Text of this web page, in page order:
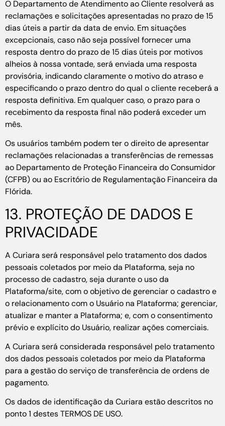
O Departamento de Atendimento ao Cliente resolverá as
reclamações e solicitações apresentadas no prazo de 15
dias úteis a partir da data de envio. Em situações
excepcionais, caso não seja possível fornecer uma
resposta dentro do prazo de 15 dias úteis por motivos
alheios à nossa vontade, será enviada uma resposta
provisória, indicando claramente o motivo do atraso e
especificando o prazo dentro do qual o cliente receberá a
resposta definitiva. Em qualquer caso, o prazo para o
recebimento da resposta final não poderá exceder um
mês.
Os usuários também podem ter o direito de apresentar
reclamações relacionadas a transferências de remessas
ao Departamento de Proteção Financeira do Consumidor
(CFPB) ou ao Escritório de Regulamentação Financeira da
Flórida.
13. PROTEÇÃO DE DADOS E
PRIVACIDADE
A Curiara será responsável pelo tratamento dos dados
pessoais coletados por meio da Plataforma, seja no
processo de cadastro, seja durante o uso da
Plataforma/site, com o objetivo de gerenciar o cadastro e
o relacionamento com o Usuário na Plataforma; gerenciar,
atualizar e manter a Plataforma; e, com o consentimento
prévio e explícito do Usuário, realizar ações comerciais.
A Curiara será considerada responsável pelo tratamento
dos dados pessoais coletados por meio da Plataforma
para a gestão do serviço de transferência de ordens de
pagamento.
Os dados de identificação da Curiara estão descritos no
ponto 1 destes TERMOS DE USO.